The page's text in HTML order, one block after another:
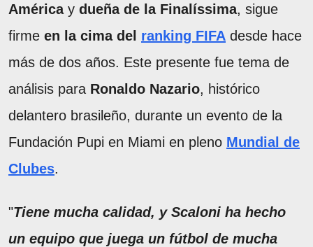
Américay dueña de la Finalíssima, sigue
firme en la cima del ranking FIFA desde hace
más de dos años. Este presente fue tema de
análisis para Ronaldo Nazario, histórico
delantero brasileño, durante un evento de la
Fundación Pupi en Miami en pleno Mundial de
Clubes.
"Tiene mucha calidad, y Scaloni ha hecho
un equipo que juega un fútbol de mucha